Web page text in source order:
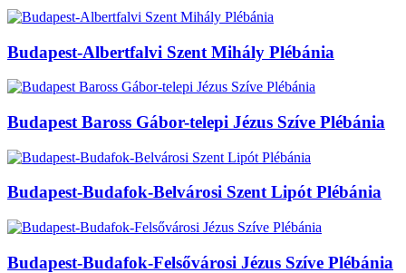
Budapest-Albertfalvi Szent Mihály Plébánia
Budapest Baross Gábor-telepi Jézus Szíve Plébánia
Budapest-Budafok-Belvárosi Szent Lipót Plébánia
Budapest-Budafok-Felsővárosi Jézus Szíve Plébánia